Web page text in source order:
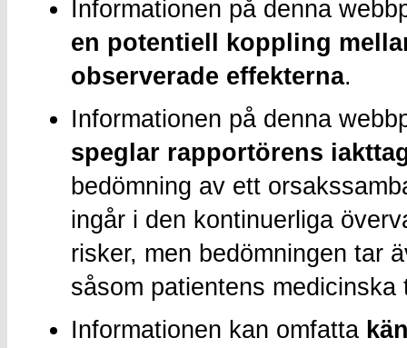
Informationen på denna
en potentiell koppling
observerade effekterna.
Informationen på denna
speglar rapportörens
bedömning av ett
ingår i den kontinuerliga
risker, men bedömningen tar
såsom patientens
Informationen kan omfatta